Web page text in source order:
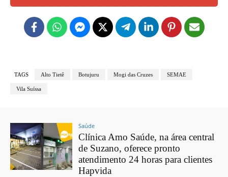
TAGS Alto Tietê Botujuru Mogi das Cruzes SEMAE
Vila Suíssa
Saúde
Clínica Amo Saúde, na área central
de Suzano, oferece pronto
atendimento 24 horas para clientes
Hapvida